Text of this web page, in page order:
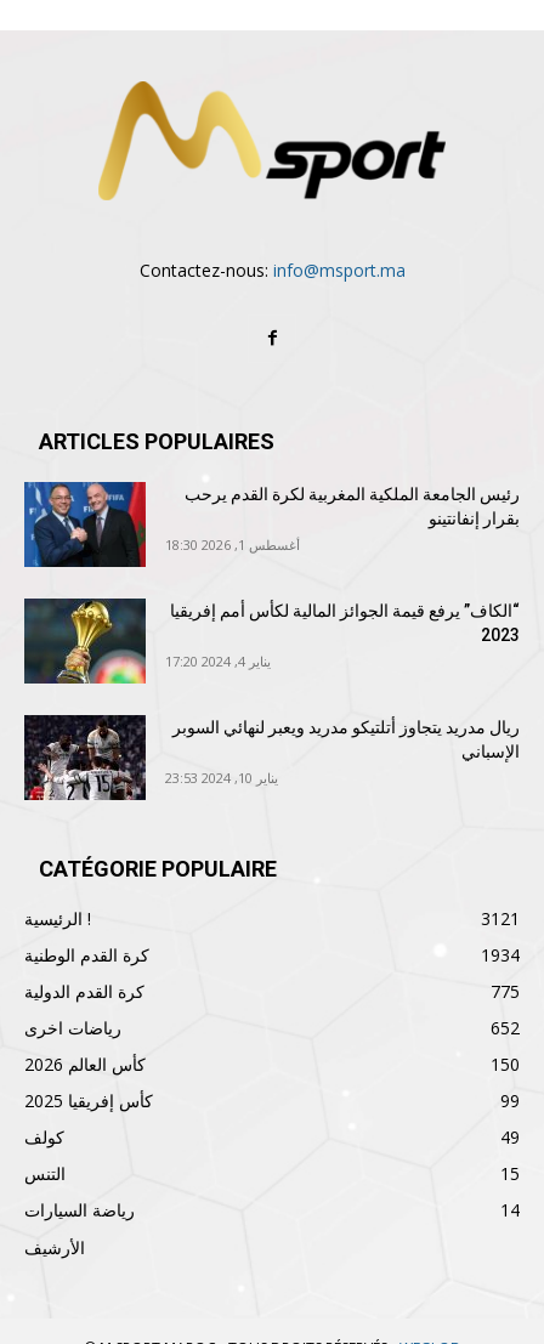
Contactez-nous: info@msport.ma
ARTICLES POPULAIRES
رئيس الجامعة الملكية المغربية لكرة القدم يرحب
بقرار إنفانتينو
أغسطس 1, 2026 18:30
“الكاف” يرفع قيمة الجوائز المالية لكأس أمم إفريقيا
2023
يناير 4, 2024 17:20
ريال مدريد يتجاوز أتلتيكو مدريد ويعبر لنهائي السوبر
الإسباني
يناير 10, 2024 23:53
CATÉGORIE POPULAIRE
الرئيسية !
3121
كرة القدم الوطنية
1934
كرة القدم الدولية
775
رياضات اخرى
652
كأس العالم 2026
150
كأس إفريقيا 2025
99
كولف
49
التنس
15
رياضة السيارات
14
الأرشيف